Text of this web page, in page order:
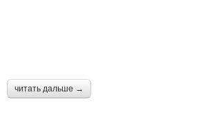
читать дальше →